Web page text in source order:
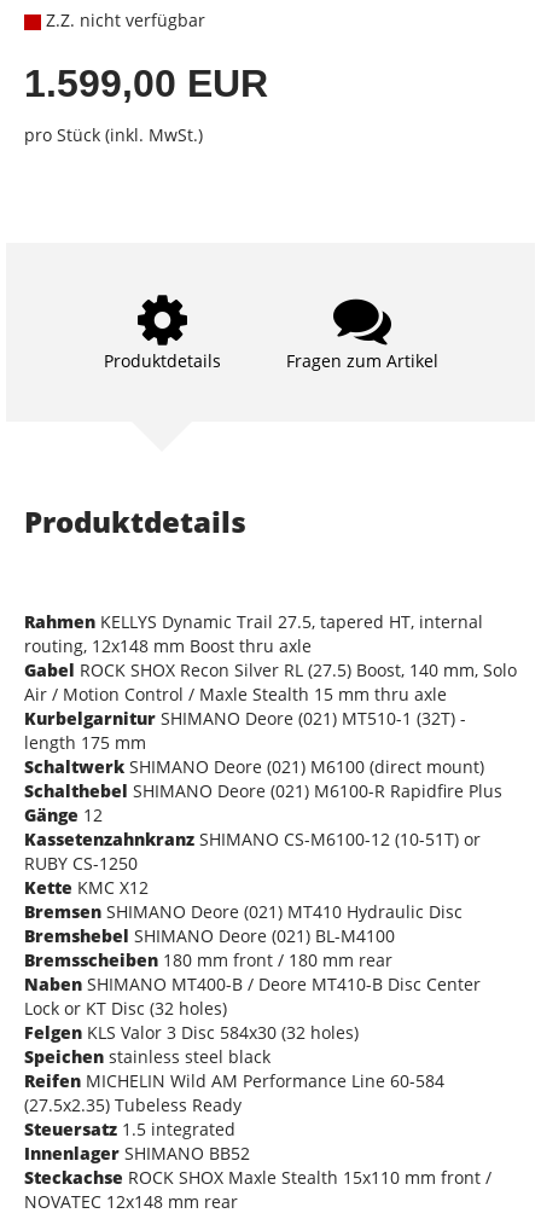
Z.Z. nicht verfügbar
1.599,00 EUR
pro Stück (inkl. MwSt.)
Produktdetails Fragen zum Artikel
Produktdetails
Rahmen KELLYS Dynamic Trail 27.5, tapered HT, internal
routing, 12x148 mm Boost thru axle
Gabel ROCK SHOX Recon Silver RL (27.5) Boost, 140 mm, Solo
Air / Motion Control / Maxle Stealth 15 mm thru axle
Kurbelgarnitur SHIMANO Deore (021) MT510-1 (32T) -
length 175 mm
Schaltwerk SHIMANO Deore (021) M6100 (direct mount)
Schalthebel SHIMANO Deore (021) M6100-R Rapidfire Plus
Gänge 12
Kassetenzahnkranz SHIMANO CS-M6100-12 (10-51T) or
RUBY CS-1250
Kette KMC X12
Bremsen SHIMANO Deore (021) MT410 Hydraulic Disc
Bremshebel SHIMANO Deore (021) BL-M4100
Bremsscheiben 180 mm front / 180 mm rear
Naben SHIMANO MT400-B / Deore MT410-B Disc Center
Lock or KT Disc (32 holes)
Felgen KLS Valor 3 Disc 584x30 (32 holes)
Speichen stainless steel black
Reifen MICHELIN Wild AM Performance Line 60-584
(27.5x2.35) Tubeless Ready
Steuersatz 1.5 integrated
Innenlager SHIMANO BB52
Steckachse ROCK SHOX Maxle Stealth 15x110 mm front /
NOVATEC 12x148 mm rear